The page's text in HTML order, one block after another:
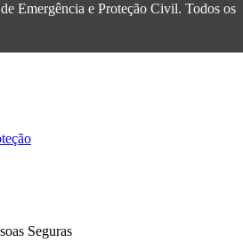
Emergência e Proteção Civil. Todos os
Seguras